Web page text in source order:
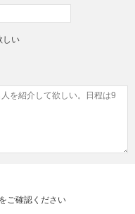
しい
をご確認ください